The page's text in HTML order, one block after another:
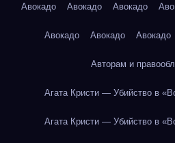
Авокадо Авокадо Авокадо
Авокадо Авокадо Авокадо
Авторам и
Агата Кристи — Убийство в
Агата Кристи — Убийство в